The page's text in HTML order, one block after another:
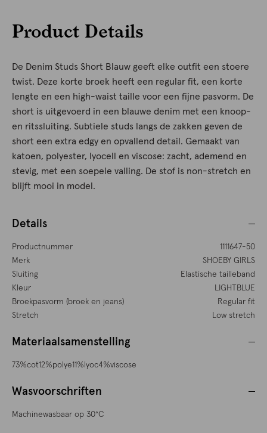
Product Details
De Denim Studs Short Blauw geeft elke outfit een stoere
twist. Deze korte broek heeft een regular fit, een korte
lengte en een high-waist taille voor een fijne pasvorm. De
short is uitgevoerd in een blauwe denim met een knoop-
en ritssluiting. Subtiele studs langs de zakken geven de
short een extra edgy en opvallend detail. Gemaakt van
katoen, polyester, lyocell en viscose: zacht, ademend en
stevig, met een soepele valling. De stof is non-stretch en
blijft mooi in model.
Details
Productnummer
1111647-50
Merk
SHOEBY GIRLS
Sluiting
Elastische tailleband
Kleur
LIGHTBLUE
Broekpasvorm (broek en jeans)
Regular fit
Stretch
Low stretch
Materiaalsamenstelling
73%cot12%polye11%lyoc4%viscose
Wasvoorschriften
Machinewasbaar op 30°C